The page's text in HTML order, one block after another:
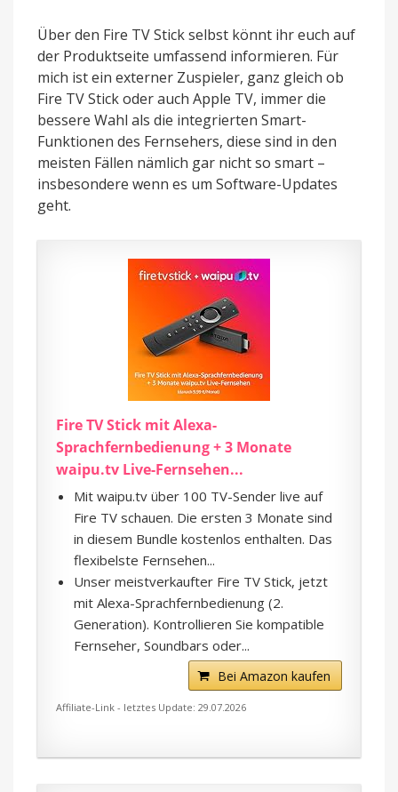
Über den Fire TV Stick selbst könnt ihr euch auf
der Produktseite umfassend informieren. Für
mich ist ein externer Zuspieler, ganz gleich ob
Fire TV Stick oder auch Apple TV, immer die
bessere Wahl als die integrierten Smart-
Funktionen des Fernsehers, diese sind in den
meisten Fällen nämlich gar nicht so smart –
insbesondere wenn es um Software-Updates
geht.
Fire TV Stick mit Alexa-
Sprachfernbedienung + 3 Monate
waipu.tv Live-Fernsehen...
Mit waipu.tv über 100 TV-Sender live auf
Fire TV schauen. Die ersten 3 Monate sind
in diesem Bundle kostenlos enthalten. Das
flexibelste Fernsehen...
Unser meistverkaufter Fire TV Stick, jetzt
mit Alexa-Sprachfernbedienung (2.
Generation). Kontrollieren Sie kompatible
Fernseher, Soundbars oder...
Bei Amazon kaufen
Affiliate-Link - letztes Update: 29.07.2026